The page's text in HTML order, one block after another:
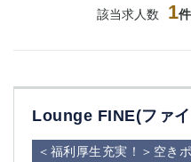
該当求人数 1
Lounge FINE(ファ
＜福利厚生充実！＞空き
①六本木 ②西麻布
赤坂
蒲田東口